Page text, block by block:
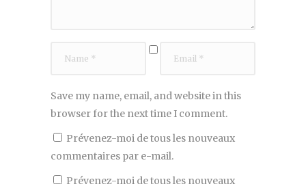
Save my name, email, and website in this
browser for the next time I comment.
Prévenez-moi de tous les nouveaux
commentaires par e-mail.
Prévenez-moi de tous les nouveaux